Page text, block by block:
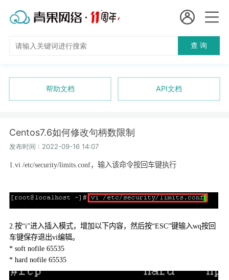
国
短效代理
独享代理
进入控制台
退出
查 询
帮助文档 API文档
Centos7.6如何修改句柄数限制
发布时间 : 2022-09-16 14:07
1.vi /etc/security/limits.conf，输入该命令按回车键执行
2. 按“i”进入插入模式，增加以下内容，然后按“ESC”键输入wq按回
车键保存退出vi编辑。
* soft nofile 65535
* hard nofile 65535